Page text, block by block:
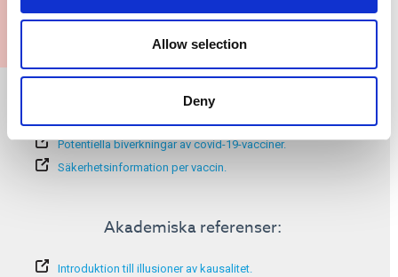
Allow selection
Deny
Mer information:
Riskuppfattning kring covid-19.
Potentiella biverkningar av covid-19-vacciner.
Säkerhetsinformation per vaccin.
Akademiska referenser:
Introduktion till illusioner av kausalitet.